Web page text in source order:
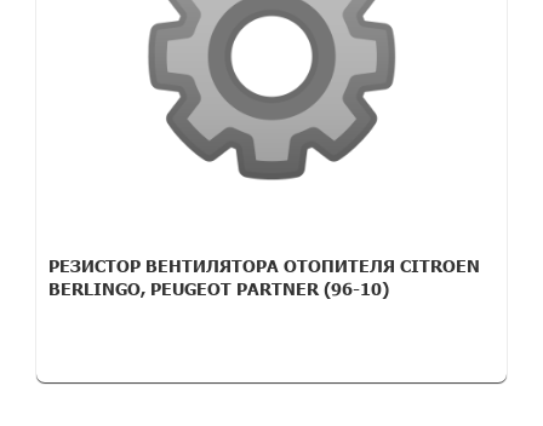
РЕЗИСТОР ВЕНТИЛЯТОРА ОТОПИТЕЛЯ CITROEN
BERLINGO, PEUGEOT PARTNER (96-10)